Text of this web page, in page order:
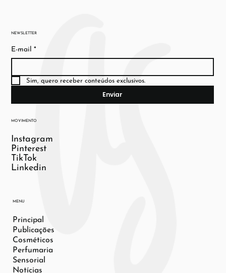
NEWSLETTER
E-mail *
Sim, quero receber conteúdos exclusivos.
Enviar
MOVIMENTO
Instagram
Pinterest
TikTok
Linkedin
MENU
Principal
Publicações
Cosméticos
Perfumaria
Sensorial
Notícias